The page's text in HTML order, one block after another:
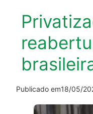
Publicado em18/05/